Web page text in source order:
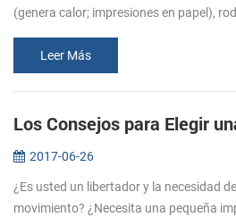
(genera calor; impresiones en papel),
cabezal t...
Leer Más
2017-06-26
¿Es usted un libertador y la necesidad
movimiento? ¿Necesita una pequeña